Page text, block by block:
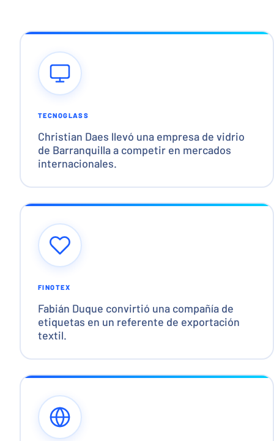
TECNOGLASS
Christian Daes llevó una empresa de vidrio
de Barranquilla a competir en mercados
internacionales.
FINOTEX
Fabián Duque convirtió una compañía de
etiquetas en un referente de exportación
textil.